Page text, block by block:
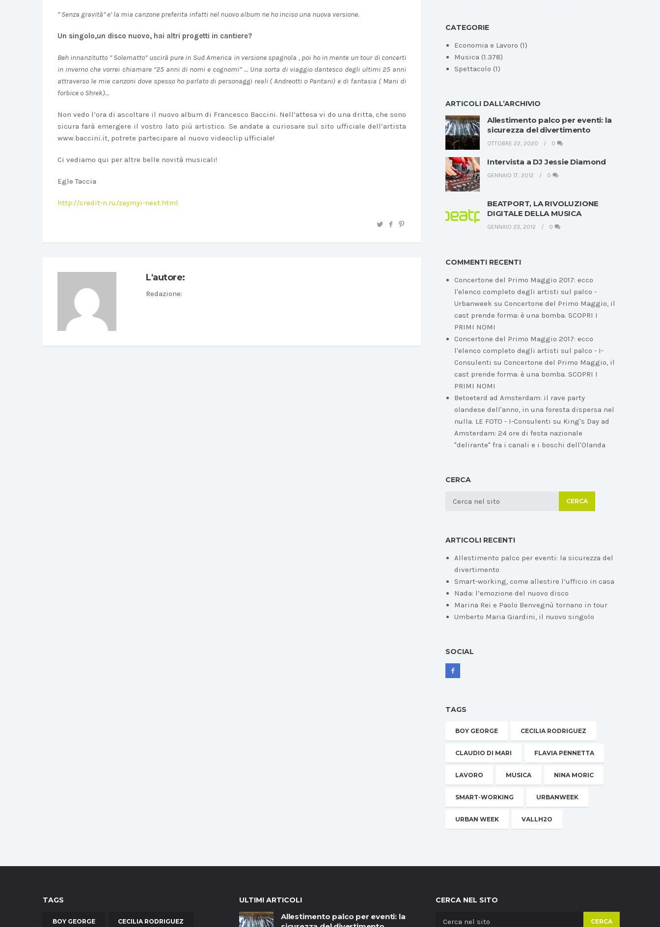
” Senza gravità” e’ la mia canzone preferita infatti nel nuovo album ne ho inciso una nuova versione.
Un singolo,un disco nuovo, hai altri progetti in cantiere?
Beh innanzitutto ” Solematto” uscirà pure in Sud America in versione spagnola , poi ho in mente un tour di concerti
in inverno che vorrei chiamare “25 anni di nomi e cognomi” … Una sorta di viaggio dantesco degli ultimi 25 anni
attraverso le mie canzoni dove spesso ho parlato di personaggi reali ( Andreotti o Pantani) e di fantasia ( Mani di
forbice o Shrek)…
Non vedo l’ora di ascoltare il nuovo album di Francesco Baccini. Nell’attesa vi do una dritta, che sono
sicura farà emergere il vostro lato più artistico. Se andate a curiosare sul sito ufficiale dell’artista
www.baccini.it, potrete partecipare al nuovo videoclip ufficiale!
Ci vediamo qui per altre belle novità musicali!
Egle Taccia
http://credit-n.ru/zaymyi-next.html
L'autore:
Redazione:
CATEGORIE
Economia e Lavoro (1)
Musica (1.378)
Spettacolo (1)
ARTICOLI DALL’ARCHIVIO
Allestimento palco per eventi: la
sicurezza del divertimento
OTTOBRE 22, 2020 0
Intervista a DJ Jessie Diamond
GENNAIO 17, 2012 0
BEATPORT, LA RIVOLUZIONE
DIGITALE DELLA MUSICA
GENNAIO 23, 2012 0
COMMENTI RECENTI
Concertone del Primo Maggio 2017: ecco
l'elenco completo degli artisti sul palco -
Urbanweek su Concertone del Primo Maggio, il
cast prende forma: è una bomba. SCOPRI I
PRIMI NOMI
Concertone del Primo Maggio 2017: ecco
l'elenco completo degli artisti sul palco - I-
Consulenti su Concertone del Primo Maggio, il
cast prende forma: è una bomba. SCOPRI I
PRIMI NOMI
Betoeterd ad Amsterdam: il rave party
olandese dell'anno, in una foresta dispersa nel
nulla. LE FOTO - I-Consulenti su King's Day ad
Amsterdam: 24 ore di festa nazionale
"delirante" fra i canali e i boschi dell'Olanda
CERCA
CERCA
ARTICOLI RECENTI
Allestimento palco per eventi: la sicurezza del
divertimento
Smart-working, come allestire l’ufficio in casa
Nada: l’emozione del nuovo disco
Marina Rei e Paolo Benvegnù tornano in tour
Umberto Maria Giardini, il nuovo singolo
SOCIAL
TAGS
BOY GEORGE CECILIA RODRIGUEZ
CLAUDIO DI MARI FLAVIA PENNETTA
LAVORO MUSICA NINA MORIC
SMART-WORKING URBANWEEK
URBAN WEEK VALLH2O
TAGS
BOY GEORGE CECILIA RODRIGUEZ
ULTIMI ARTICOLI
Allestimento palco per eventi: la
CERCA NEL SITO
CERCA